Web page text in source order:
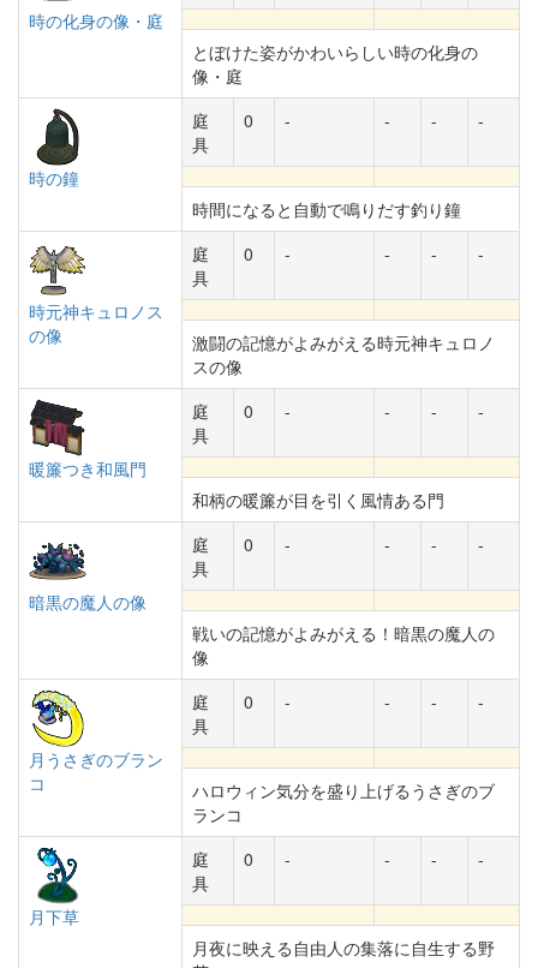
時の化身の像・庭
とぼけた姿がかわいらしい時の化身の
像・庭
時の鐘
庭
具
0 - - - -
時間になると自動で鳴りだす釣り鐘
時元神キュロノス
の像
庭
具
0 - - - -
激闘の記憶がよみがえる時元神キュロノ
スの像
暖簾つき和風門
庭
具
0 - - - -
和柄の暖簾が目を引く風情ある門
暗黒の魔人の像
庭
具
0 - - - -
戦いの記憶がよみがえる！暗黒の魔人の
像
月うさぎのブラン
コ
庭
具
0 - - - -
ハロウィン気分を盛り上げるうさぎのブ
ランコ
月下草
庭
具
0 - - - -
月夜に映える自由人の集落に自生する野